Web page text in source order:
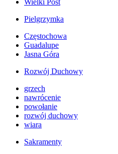
Wielki Post
Pielgrzymka
Częstochowa
Guadalupe
Jasna Góra
Rozwój Duchowy
grzech
nawrócenie
powołanie
rozwój duchowy
wiara
Sakramenty